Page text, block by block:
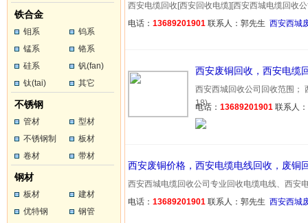
属铁合金
钼系
钨系
锰系
铬系
硅系
钒(fan)
钛(tai)
其它
不锈钢
管材
型材
不锈钢制
品
板材
卷材
带材
钢材
板材
建材
优特钢
钢管
西安电缆回收[西安回收电缆][西安西城电缆回收
电话： 13689201901 联系人：郭先生 西安西城
西安废铜回收，西安电缆
西安西城回收公司回收范围
18)
电话： 13689201901 联系人
西安废铜价格，西安电缆电线回收，废铜
西安西城电缆回收公司专业回收电缆电线、西
电话： 13689201901 联系人：郭先生 西安西城